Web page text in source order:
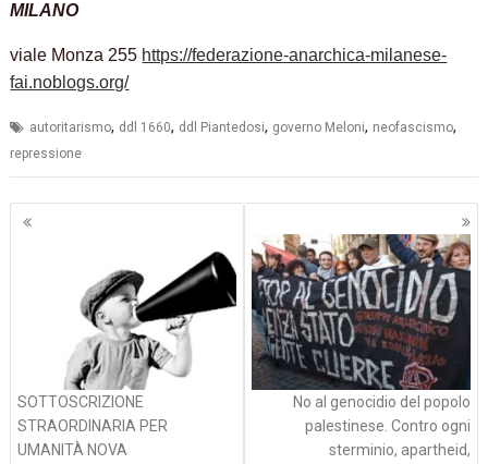
MILANO
viale Monza 255 https://federazione-anarchica-milanese-
fai.noblogs.org/
autoritarismo, ddl 1660, ddl Piantedosi, governo Meloni, neofascismo,
repressione
Navigazione
SOTTOSCRIZIONE
STRAORDINARIA PER
UMANITÀ NOVA
No al genocidio del popolo
palestinese. Contro ogni
sterminio, apartheid,